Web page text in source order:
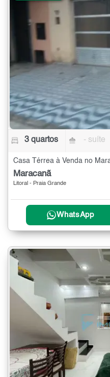
3 quartos - suíte
Casa Térrea à Venda no
Maracanã
Litoral - Praia Grande
WhatsApp